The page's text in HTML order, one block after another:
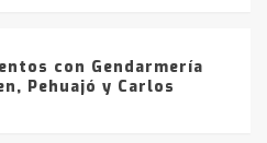
con Gendarmería
Pehuajó y Carlos